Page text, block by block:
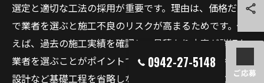
選定と適切な工法の採用が重要です。理由は、価格だけ
で業者を選ぶと施工不良のリスクが高まるためです。例
えば、過去の施工実績を確認し、見積もり内容が詳細な
業者を選ぶことがポイントです。また、下地処理や排水
設計など基礎工程を省略しないことで、仕上がりと耐久
0942-27-5148
ご応募